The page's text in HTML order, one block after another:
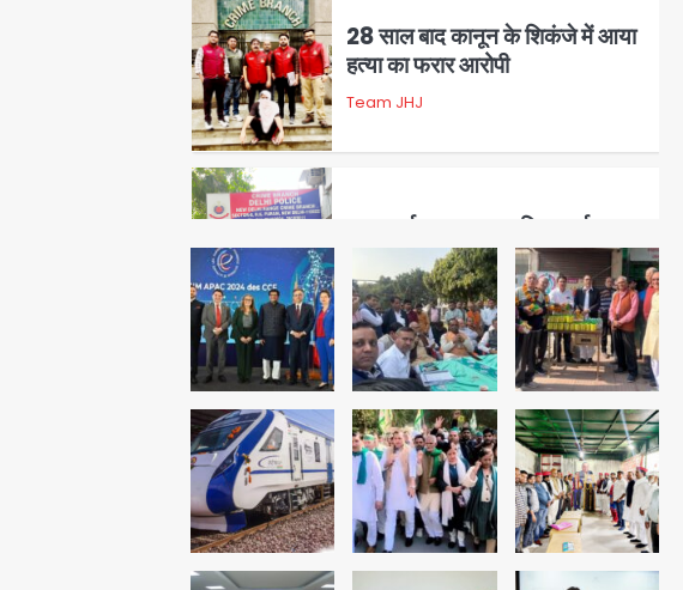
3
28 साल बाद कानून के शिकंजे में आया
हत्या का फरार आरोपी
Team JHJ
4
डबल मर्डर का मुख्य साजिशकर्ता
क्राइम ब्रांच के हत्थे
Team JHJ
5
रोहित चौधरी गैंग का कुख्यात बदमाश
राजस्थान से गिरफ्तार
Team JHJ